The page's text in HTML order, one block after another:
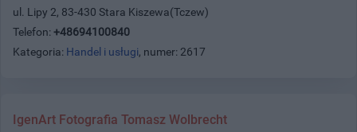
ul. Lipy 2, 83-430 Stara Kiszewa(Tczew)
Telefon: +48694100840
Kategoria: Handel i usługi, numer: 2617
IgenArt Fotografia Tomasz Wolbrecht